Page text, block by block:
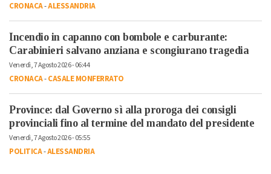
CRONACA-ALESSANDRIA
Incendio in capanno con bombole e carburante:
Carabinieri salvano anziana e scongiurano tragedia
Venerdì, 7 Agosto 2026 - 06:44
CRONACA-CASALE MONFERRATO
Province: dal Governo sì alla proroga dei consigli
provinciali fino al termine del mandato del presidente
Venerdì, 7 Agosto 2026 - 05:55
POLITICA-ALESSANDRIA